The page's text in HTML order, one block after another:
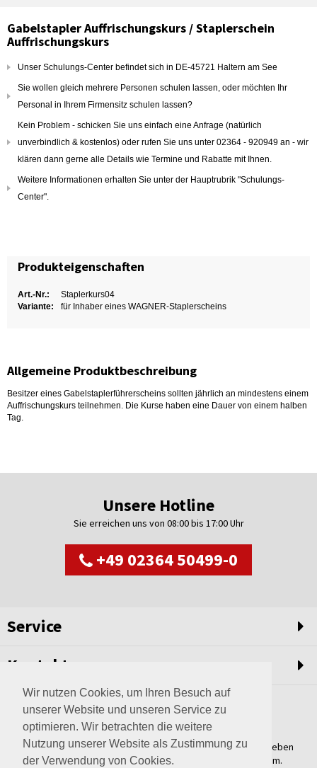
Wir nutzen Cookies, um Ihren Besuch auf
unserer Website und unseren Service zu
optimieren. Wir betrachten die weitere
Nutzung unserer Website als Zustimmung zu
der Verwendung von Cookies.
Gabelstapler Auffrischungskurs / Staplerschein
Auffrischungskurs
Unser Schulungs-Center befindet sich in DE-45721 Haltern am See
Sie wollen gleich mehrere Personen schulen lassen, oder möchten Ihr
Personal in Ihrem Firmensitz schulen lassen?
Kein Problem - schicken Sie uns einfach eine Anfrage (natürlich
unverbindlich & kostenlos) oder rufen Sie uns unter 02364 - 920949 an - wir
klären dann gerne alle Details wie Termine und Rabatte mit Ihnen.
Weitere Informationen erhalten Sie unter der Hauptrubrik "Schulungs-
Center".
Produkteigenschaften
Art.-Nr.:
Staplerkurs04
Variante:
für Inhaber eines WAGNER-Staplerscheins
Allgemeine Produktbeschreibung
Besitzer eines Gabelstaplerführerscheins sollten jährlich an mindestens einem
Auffrischungskurs teilnehmen. Die Kurse haben eine Dauer von einem halben
Tag.
Unsere Hotline
Sie erreichen uns von 08:00 bis 17:00 Uhr
+49 02364 50499-0
Service
Kontakt
Weltweit setzen wir unsere Erfahrungswerte und unser Streben
nach innovativen Lösungen in unvergleichliche Anlagen um.